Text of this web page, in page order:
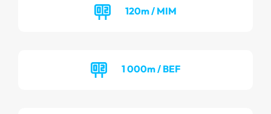
120m / MIM
1 000m / BEF